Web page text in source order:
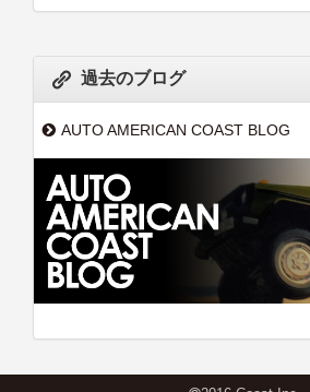
過去のブログ
AUTO AMERICAN COAST BLOG